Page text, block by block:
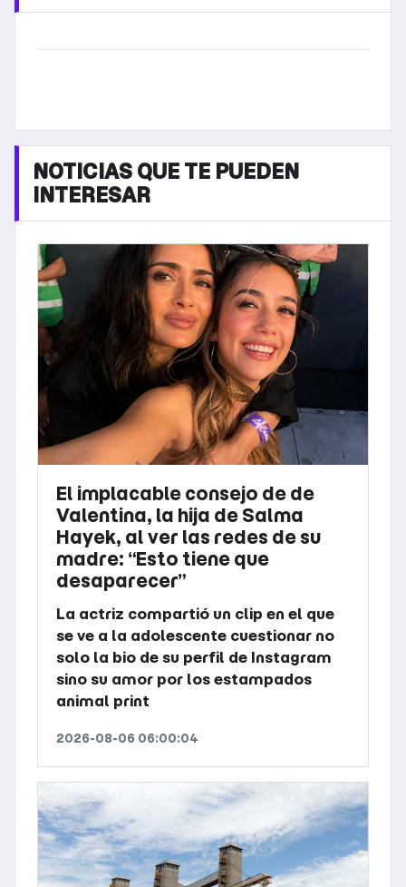
NOTICIAS QUE TE PUEDEN
INTERESAR
El implacable consejo de de
Valentina, la hija de Salma
Hayek, al ver las redes de su
madre: “Esto tiene que
desaparecer”
La actriz compartió un clip en el que
se ve a la adolescente cuestionar no
solo la bio de su perfil de Instagram
sino su amor por los estampados
animal print
2026-08-06 06:00:04